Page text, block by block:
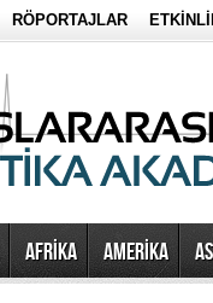
RÖPORTAJLAR
AFRİKA AMERİKA